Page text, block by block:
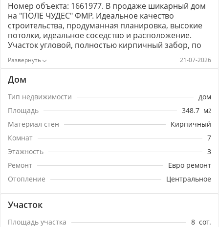
Номер объекта: 1661977. В продаже шикарный дом
на "ПОЛЕ ЧУДЕС" ФМР. Идеальное качество
строительства, продуманная планировка, высокие
потолки, идеальное соседство и расположение.
Участок угловой, полностью кирпичный забор, по
зелени. Есть большой навес для машин, мангальная
зона из кирпича, двор застелен плиткой на
бетонной подушке, установлен генератор на 30квт
(на всякий случай), отдельно стоит закрытый
бассейн с баней, полностью автономный. Дом
построен из кирпича, все перекрытия монолитные,
крыша черепица. Вся мебель и техника в доме
брендовая, остается новым собственникам. Лучшая
цена в районе!!!
21-07-2026
Дом
Тип недвижимости
дом
Площадь
348.7 м2
Материал стен
Кирпичный
Комнат
7
Этажность
3
Ремонт
Евро ремонт
Отопление
Центральное
Участок
Площадь участка 8 сот.